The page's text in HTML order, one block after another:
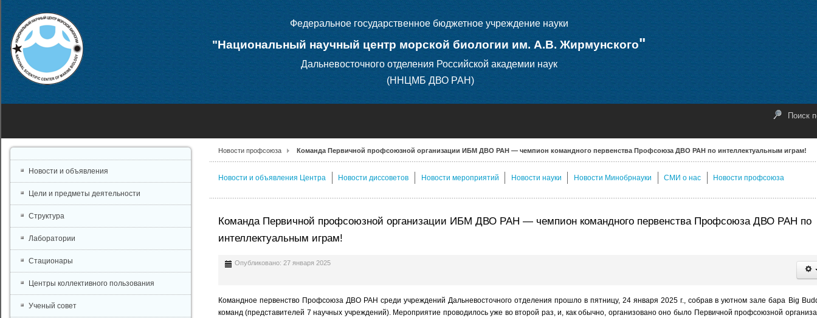
Федеральное государственное бюджетное учреждение науки
"Национальный научный центр морской биологии им. А.В. Жирмунского"
Дальневосточного отделения Российской академии наук
(ННЦМБ ДВО РАН)
Поиск
Новости профсоюза Команда Первичной профсоюзной организации ИБМ ДВО РАН — чемпион командного первенства Профсоюза ДВО РАН по интеллектуальным играм!
Новости и объявления Центра Новости диссоветов Новости мероприятий Новости науки Новости Минобрнауки СМИ о нас Новости профсоюза
Команда Первичной профсоюзной организации ИБМ ДВО РАН — чемпион командного первенства Профсоюза ДВО РАН по
интеллектуальным играм!
Опубликовано: 27 января 2025
Командное первенство Профсоюза ДВО РАН среди учреждений Дальневосточного отделения прошло в пятницу, 24 января 2025 г., собрав в уютном зале бара Big
команд (представителей 7 научных учреждений). Мероприятие проводилось уже во второй раз, и, как обычно, организовано оно было Первичной профсоюзной
Новости и объявления
Цели и предметы деятельности
Структура
Лаборатории
Стационары
Центры коллективного пользования
Ученый совет